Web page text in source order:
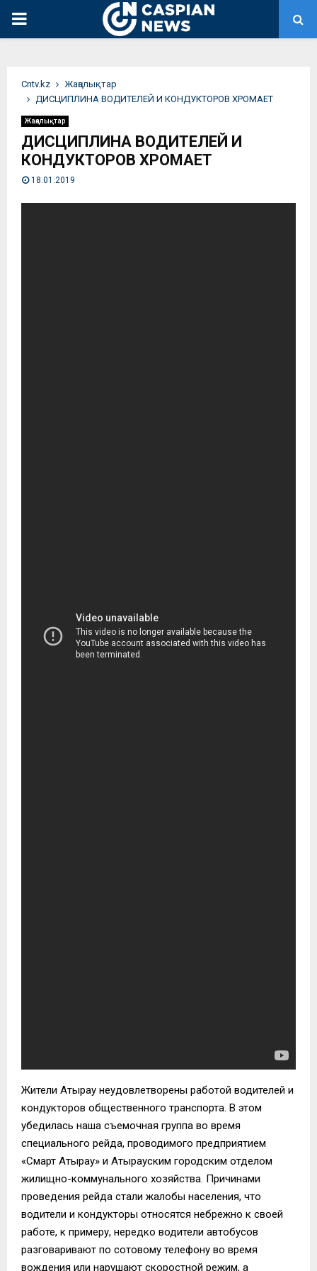
PRIMARY
Сntv.kz
Жаңалықтар
ДИСЦИПЛИНА ВОДИТЕЛЕЙ И КОНДУКТОРОВ ХРОМАЕТ
Жаңалықтар
ДИСЦИПЛИНА ВОДИТЕЛЕЙ И
КОНДУКТОРОВ ХРОМАЕТ
18.01.2019
Жители Атырау неудовлетворены работой водителей и
кондукторов общественного транспорта. В этом
убедилась наша съемочная группа во время
специального рейда, проводимого предприятием
«Смарт Атырау» и Атырауским городским отделом
жилищно-коммунального хозяйства. Причинами
проведения рейда стали жалобы населения, что
водители и кондукторы относятся небрежно к своей
работе, к примеру, нередко водители автобусов
разговаривают по сотовому телефону во время
вождения или нарушают скоростной режим, а